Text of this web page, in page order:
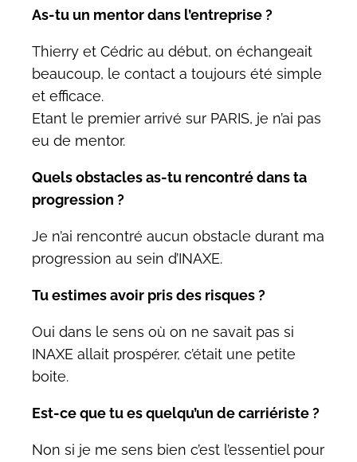
As-tu un mentor dans l’entreprise ?
Thierry et Cédric au début, on échangeait
beaucoup, le contact a toujours été simple
et efficace.
Etant le premier arrivé sur PARIS, je n’ai pas
eu de mentor.
Quels obstacles as-tu rencontré dans ta
progression ?
Je n’ai rencontré aucun obstacle durant ma
progression au sein d’INAXE.
Tu estimes avoir pris des risques ?
Oui dans le sens où on ne savait pas si
INAXE allait prospérer, c’était une petite
boite.
Est-ce que tu es quelqu’un de carriériste ?
Non si je me sens bien c’est l’essentiel pour